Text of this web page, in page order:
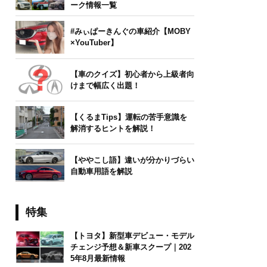
ーク情報一覧
#みぃぱーきんぐの車紹介【MOBY
×YouTuber】
【車のクイズ】初心者から上級者向
けまで幅広く出題！
【くるまTips】運転の苦手意識を
解消するヒントを解説！
【ややこし語】違いが分かりづらい
自動車用語を解説
特集
【トヨタ】新型車デビュー・モデル
チェンジ予想＆新車スクープ｜202
5年8月最新情報